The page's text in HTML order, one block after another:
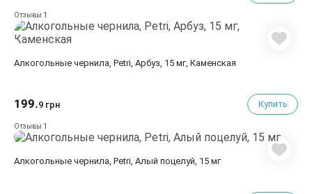
Отзывы 1
Алкогольные чернила, Petri, Арбуз, 15 мг, Каменская
199.9 грн Купить
Отзывы 1
Алкогольные чернила, Petri, Алый поцелуй, 15 мг